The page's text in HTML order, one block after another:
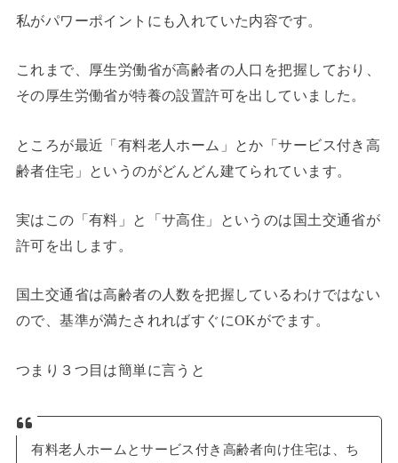
私がパワーポイントにも入れていた内容です。
これまで、厚生労働省が高齢者の人口を把握しており、
その厚生労働省が特養の設置許可を出していました。
ところが最近「有料老人ホーム」とか「サービス付き高
齢者住宅」というのがどんどん建てられています。
実はこの「有料」と「サ高住」というのは国土交通省が
許可を出します。
国土交通省は高齢者の人数を把握しているわけではない
ので、基準が満たされればすぐにOKがでます。
つまり３つ目は簡単に言うと
有料老人ホームとサービス付き高齢者向け住宅は、ち